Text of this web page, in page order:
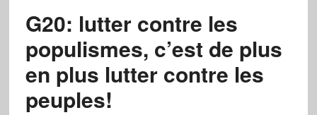
G20: lutter contre les
populismes, c’est de plus
en plus lutter contre les
peuples!